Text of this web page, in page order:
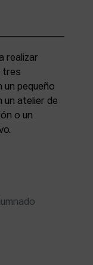
realizar
tres
un pequeño
un atelier de
o un